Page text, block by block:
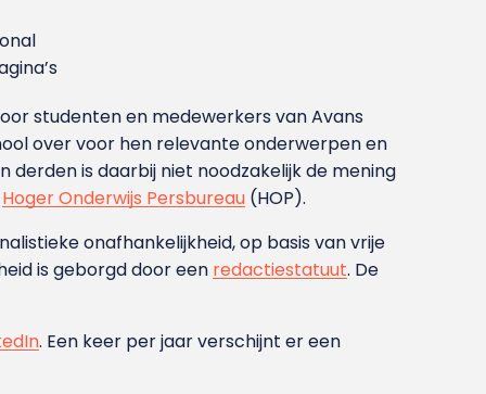
studenten en medewerkers van Avans
over voor hen relevante onderwerpen en
is daarbij niet noodzakelijk de mening
Hoger Onderwijs Persbureau (HOP).
onafhankelijkheid, op basis van vrije
is geborgd door een redactiestatuut. De
. Een keer per jaar verschijnt er een